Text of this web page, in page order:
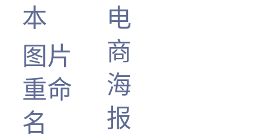
本
图片
重命
名
电
商
海
报